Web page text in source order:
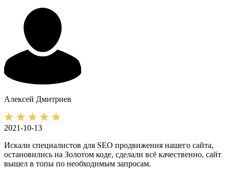
Алексей Дмитриев
2021-10-13
Искали специалистов для SEO продвижения нашего сайта,
остановились на Золотом коде, сделали всё качественно, сайт
вышел в топы по необходимым запросам.